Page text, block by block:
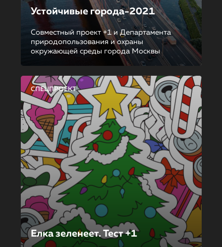
Устойчивые города-2021
Совместный проект +1 и Департамента
природопользования и охраны
окружающей среды города Москвы
СПЕЦПРОЕКТ
Елка зеленеет. Тест +1